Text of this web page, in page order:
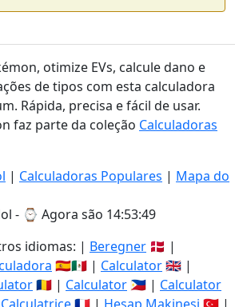
otimize EVs, calcule dano e
de tipos com esta calculadora
Rápida, precisa e fácil de usar.
faz parte da coleção Calculadoras
| Calculadoras Populares | Mapa do
- ⌚ Agora são 14:53:49
idiomas: | Beregner 🇩🇰 |
🇪🇸🇲🇽 | Calculator🇬🇧 |
🇷🇴 | Calculator 🇵🇭 | Calculator